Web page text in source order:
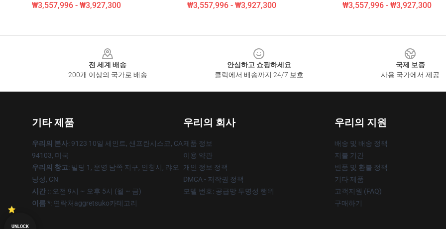
₩3,557,996 - ₩3,927,300 ₩3,557,996 - ₩3,927,300 ₩3,557,996 - ₩3,927,300
전 세계 배송
200개 이상의 국가로 배송
안심하고 쇼핑하세요
클릭에서 배송까지 24/7 보호
국제 보증
사용 국가에서 제공
기타 제품
우리의 본사: 9123 10일 세인트, 샌프란시스코, CA
94103, 미국
우리의 창고: 빌딩 1, 운영 남쪽 지구, 안칭시, 랴오
닝성, CN
시간 :: 오전 9시 ~ 오후 5시 (월 ~ 금)
이름 *: 연락처aggretsuko카테고리
우리의 회사
제품 정보
이용 약관
개인 정보 정책
DMCA - 저작권 정책
모델 번호: 공급망 투명성 행위
우리의 지원
배송 및 배송 정책
지불 기간
반품 및 환불 정책
기타 제품
고객지원 (FAQ)
구매하기
UNLOCK